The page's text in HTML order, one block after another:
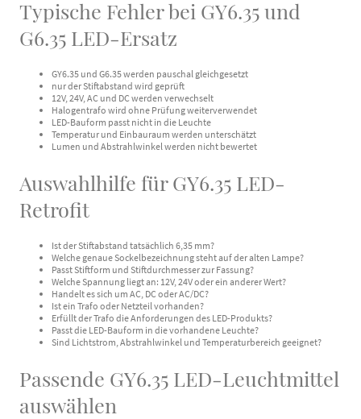
Typische Fehler bei GY6.35 und
G6.35 LED-Ersatz
GY6.35 und G6.35 werden pauschal gleichgesetzt
nur der Stiftabstand wird geprüft
12V, 24V, AC und DC werden verwechselt
Halogentrafo wird ohne Prüfung weiterverwendet
LED-Bauform passt nicht in die Leuchte
Temperatur und Einbauraum werden unterschätzt
Lumen und Abstrahlwinkel werden nicht bewertet
Auswahlhilfe für GY6.35 LED-
Retrofit
Ist der Stiftabstand tatsächlich 6,35 mm?
Welche genaue Sockelbezeichnung steht auf der alten Lampe?
Passt Stiftform und Stiftdurchmesser zur Fassung?
Welche Spannung liegt an: 12V, 24V oder ein anderer Wert?
Handelt es sich um AC, DC oder AC/DC?
Ist ein Trafo oder Netzteil vorhanden?
Erfüllt der Trafo die Anforderungen des LED-Produkts?
Passt die LED-Bauform in die vorhandene Leuchte?
Sind Lichtstrom, Abstrahlwinkel und Temperaturbereich geeignet?
Passende GY6.35 LED-Leuchtmittel
auswählen